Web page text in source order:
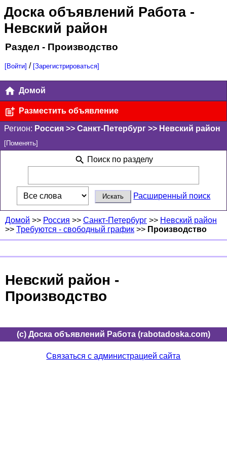
Доска объявлений Работа-
Невский район
Раздел - Производство
[Войти] / [Зарегистрироваться]
Домой
Разместить объявление
Регион: Россия >> Санкт-Петербург >> Невский район
[Поменять]
Поиск по разделу
Расширенный поиск
Домой >> Россия >> Санкт-Петербург >> Невский район
>> Требуются - свободный график >> Производство
Невский район -
Производство
(c) Доска объявлений Работа (rabotadoska.com)
Связаться с администрацией сайта